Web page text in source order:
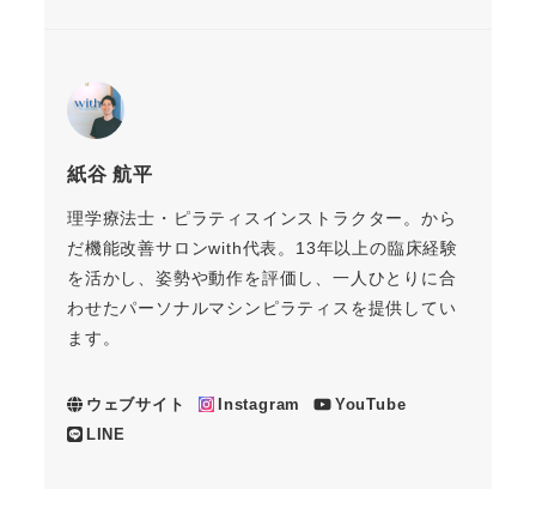
紙谷 航平
理学療法士・ピラティスインストラクター。から
だ機能改善サロンwith代表。13年以上の臨床経験
を活かし、姿勢や動作を評価し、一人ひとりに合
わせたパーソナルマシンピラティスを提供してい
ます。
ウェブサイト Instagram
YouTube
LINE